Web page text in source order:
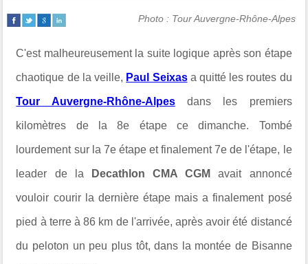
Photo : Tour Auvergne-Rhône-Alpes
C'est malheureusement la suite logique après son étape
chaotique de la veille, Paul Seixas a quitté les routes du
Tour Auvergne-Rhône-Alpes dans les premiers
kilomètres de la 8e étape ce dimanche. Tombé
lourdement sur la 7e étape et finalement 7e de l'étape, le
leader de la Decathlon CMA CGMavait annoncé
vouloir courir la dernière étape mais a finalement posé
pied à terre à 86 km de l'arrivée, après avoir été distancé
du peloton un peu plus tôt, dans la montée de Bisanne